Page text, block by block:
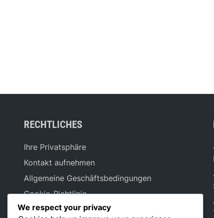
RECHTLICHES
Ihre Privatsphäre
Kontakt aufnehmen
Allgemeine Geschäftsbedingungen
Cookie-Richtlinie
Über uns
We respect your privacy